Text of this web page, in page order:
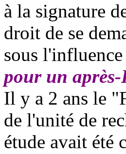
à la signature
droit de se
sous
pour un
Il y a 2 ans le
de l'unité de
étude avait été